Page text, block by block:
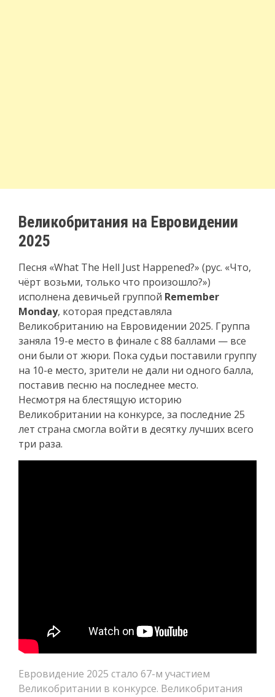
Великобритания на Евровидении
2025
Песня «What The Hell Just Happened?» (рус. «Что,
чёрт возьми, только что произошло?»)
исполнена девичьей группой Remember
Monday, которая представляла
Великобританию на Евровидении 2025. Группа
заняла 19-е место в финале с 88 баллами — все
они были от жюри. Пока судьи поставили группу
на 10-е место, зрители не дали ни одного балла,
поставив песню на последнее место.
Несмотря на блестящую историю
Великобритании на конкурсе, за последние 25
лет страна смогла войти в десятку лучших всего
три раза.
Евровидение 2025 стало 67-м участием
Великобритании в конкурсе. Великобритания